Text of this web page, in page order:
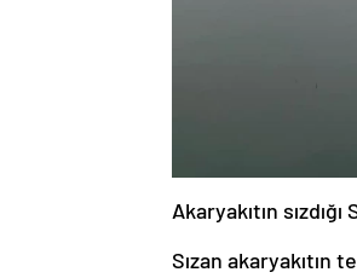
Akaryakıtın
Sızan